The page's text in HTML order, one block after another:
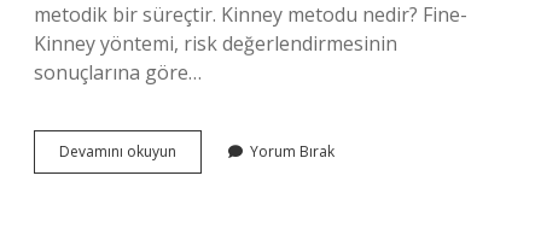
metodik bir süreçtir. Kinney metodu nedir? Fine-
Kinney yöntemi, risk değerlendirmesinin
sonuçlarına göre…
Devamını okuyun
Analizi
Yorum Bırak